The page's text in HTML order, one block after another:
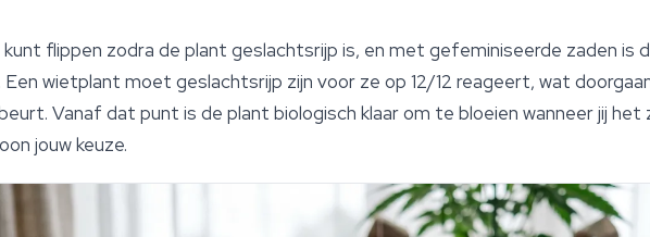
kunt flippen zodra de plant geslachtsrijp is, en met gefeminiseerde zaden is
Een wietplant moet geslachtsrijp zijn voor ze op 12/12 reageert, wat
Vanaf dat punt is de plant biologisch klaar om te bloeien wanneer jij
jouw keuze.